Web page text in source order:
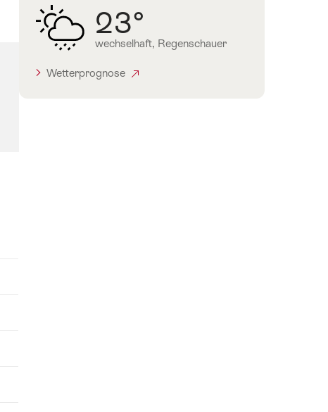
23°
wechselhaft, Regenschauer
Wetterprognose